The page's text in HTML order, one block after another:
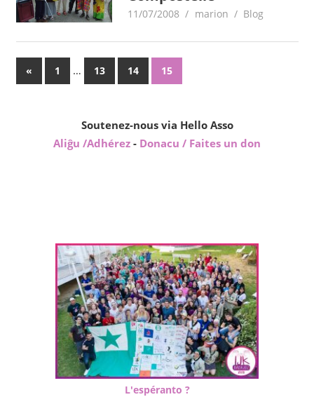
11/07/2008 marion Blog
Pagination
publications
«Previous
Posts
1 … 13 14 15
Soutenez-nous via Hello Asso
Aliĝu /Adhérez - Donacu / Faites un don
L'espéranto ?